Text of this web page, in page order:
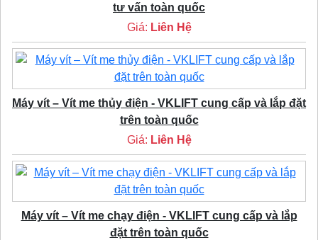
tư vấn toàn quốc
Giá: Liên Hệ
Máy vít – Vít me thủy điện - VKLIFT cung cấp và lắp đặt
trên toàn quốc
Giá: Liên Hệ
Máy vít – Vít me chạy điện - VKLIFT cung cấp và lắp
đặt trên toàn quốc